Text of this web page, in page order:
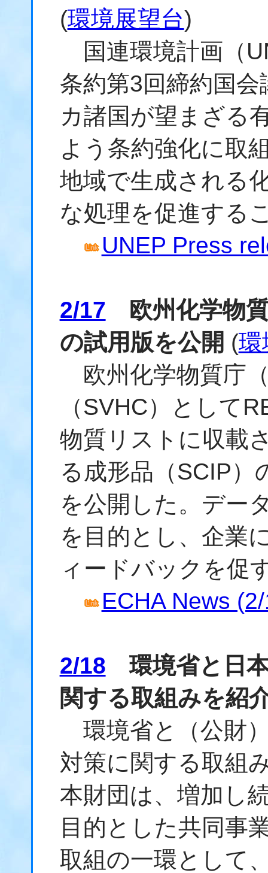
(環境展望台)
国連環境計画（
条約第3回締約国
カ諸国が望まざる
よう条約強化に取
地域で生成される
な処理を促進する
UNEP Press
2/17 欧州化学物
の試用版を公開 (環
欧州化学物質庁
（SVHC）として
物質リストに収載
る成形品（SCIP）
を公開した。デー
を目的とし、企業
ィードバックを促
ECHA News
2/18 環境省と日
関する取組みを紹
環境省と（公財
対策に関する取組
本財団は、増加し
目的とした共同事
取組の一環として